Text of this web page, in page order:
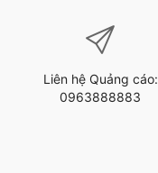
Liên hệ Quảng cáo:
0963888883